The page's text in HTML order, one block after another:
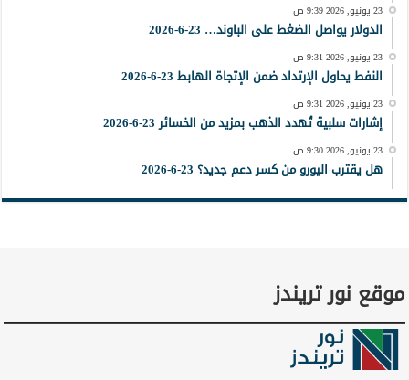
23 يونيو, 2026 9:39 ص
الدولار يواصل الضغط على الباوند… 23-6-2026
23 يونيو, 2026 9:31 ص
النفط يحاول الإرتداد ضمن الإتجاة الهابط 23-6-2026
23 يونيو, 2026 9:31 ص
إشارات سلبية تُهدد الذهب بمزيد من الخسائر 23-6-2026
23 يونيو, 2026 9:30 ص
هل يقترب اليورو من كسر دعم جديد؟ 23-6-2026
موقع نور تريندز